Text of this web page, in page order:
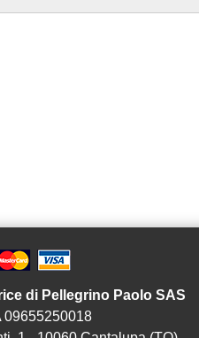
di Pellegrino Paolo SAS
09655250018